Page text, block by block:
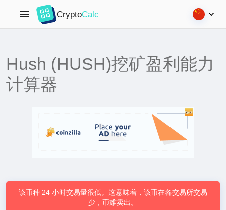
CryptoCalc
Hush (HUSH)挖矿盈利能力
计算器
该币种 24 小时交易量很低。这意味着，该币在各交易所交易
少，币难卖出。